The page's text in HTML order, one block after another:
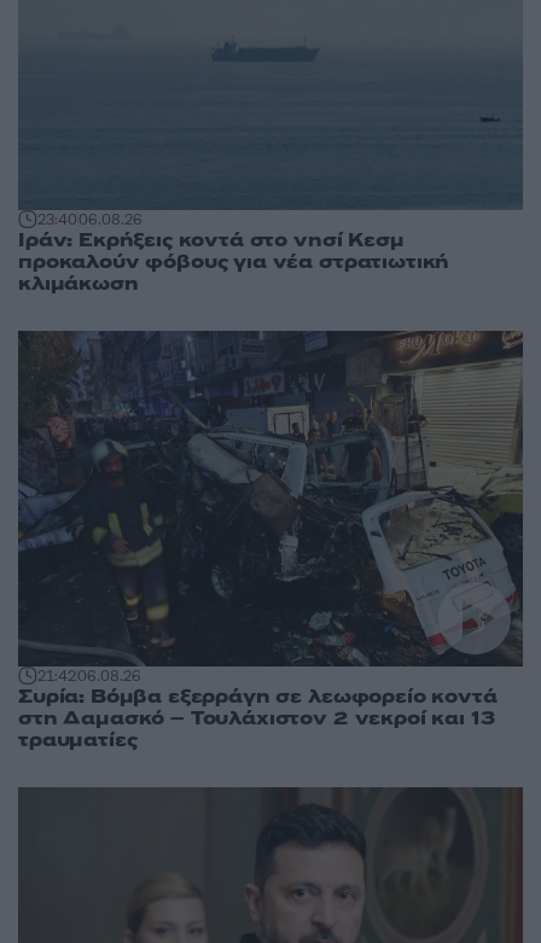
23:4006.08.26
Ιράν: Εκρήξεις κοντά στο νησί Κεσμ
προκαλούν φόβους για νέα στρατιωτική
κλιμάκωση
21:4206.08.26
Συρία: Βόμβα εξερράγη σε λεωφορείο κοντά
στη Δαμασκό – Τουλάχιστον 2 νεκροί και 13
τραυματίες